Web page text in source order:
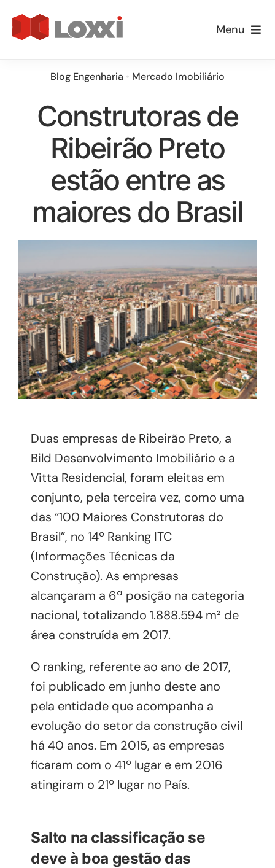
para
Menu
Loxxi Educa
Informativos
Blog
Blog Engenharia • Mercado Imobiliário
Construtoras de
Ribeirão Preto
estão entre as
maiores do Brasil
Duas empresas de Ribeirão Preto, a
Bild Desenvolvimento Imobiliário e a
Vitta Residencial, foram eleitas em
conjunto, pela terceira vez, como uma
das “100 Maiores Construtoras do
Brasil”, no 14º Ranking ITC
(Informações Técnicas da
Construção). As empresas
alcançaram a 6ª posição na categoria
nacional, totalizando 1.888.594 m² de
área construída em 2017.
O ranking, referente ao ano de 2017,
foi publicado em junho deste ano
pela entidade que acompanha a
evolução do setor da construção civil
há 40 anos. Em 2015, as empresas
ficaram com o 41º lugar e em 2016
atingiram o 21º lugar no País.
Salto na classificação se
deve à boa gestão das